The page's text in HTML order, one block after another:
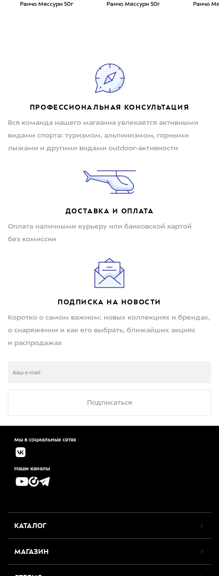
Ранчо Мяссури 50г
Ранчо Мяссури 50г
Ранчо
ПРОФЕССИОНАЛЬНАЯ КОНСУЛЬТАЦИЯ
Вся команда нашего магазина увлекается активными
видами спорта: туризмом, альпинизмом, горными
лыжами и другими видами outdoor-активности
ДОСТАВКА И ОПЛАТА
Оплата наличными курьеру или банковской картой
без комиссии
ПОДПИСКА НА НОВОСТИ
Коротко о самом важном: новых коллекциях и брендах,
о снаряжении и как его выбрать, ближайших акциях
и распродажах
Подписаться
Мы в социальных сетях
Наши каналы
КАТАЛОГ
МАГАЗИН